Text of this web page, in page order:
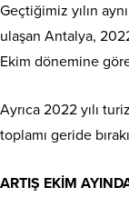
Geçtiğimiz yılın
ulaşan Antalya,
Ekim dönemine
Ayrıca 2022 yılı
toplamı geride
ARTIŞ EKİM